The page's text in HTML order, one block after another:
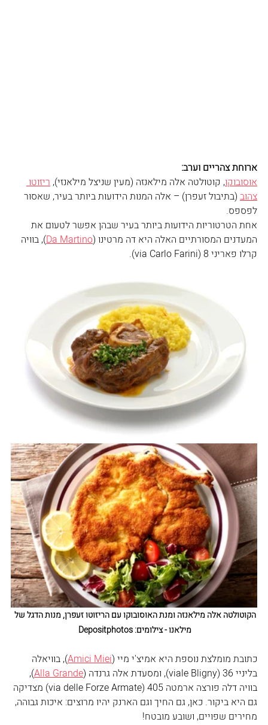
ארוחת צהריים וערב:
אוסובוקו, קוטולטה אלה מילאנזה (מעין שניצל מילאנזי), ריזוטו
צהוב (בתיבול זעפרן) – אלה המנות הידועות ביותר בעיר, שאסור
לפספס.
אחת הטרטוריות הידועות ביותר בעיר שבהן אפשר לטעום את
המעדנים המסורתיים האלה היא דה מרטינו (Da Martino), בוויה
קרלו פאריני 8 (via Carlo Farini).
הקוטולטה אלה מילאנזה ומנת האוסובוקו עם הריזוטו זעפרן, מנות הדגל של
מילאנו - צילומים: Depositphotos
כתובת מומלצת נוספת היא אמיצ'י מיי (Amici Miei), בוויאלה
בליניי 36 (viale Bligny), ומסעדת אלה גרנדה (
Alla Grande
),
בוויה דלה פורצה ארמטה 405 (via delle Forze Armate) מצדיקה
גם היא ביקור. כאן, גם החיך וגם הארנק יהיו מרוצים: איכות גבוהה,
מחירים שפויים, ושובע מובטח!